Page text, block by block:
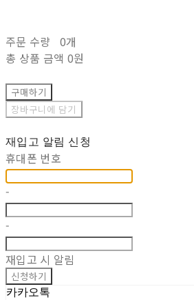
주문 수량
0개
총 상품 금액 0원
구매하기
장바구니에 담기
재입고 알림 신청
휴대폰 번호
-
-
재입고 시 알림
신청하기
카카오톡